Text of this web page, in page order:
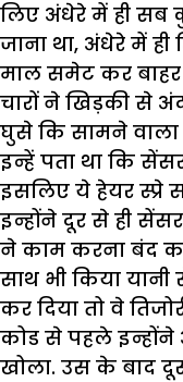
लिए अंधेरे में ही सब
जाना था, अंधेरे में ही
माल समेट कर
चारों ने खिड़की से
घुसे कि सामने वाला
इन्हें पता था कि
इसलिए ये हेयर
इन्होंने दूर से ही
ने काम करना बंद कर
साथ भी किया
कर दिया तो वे
कोड से पहले इन्होंने
खोला. उस के बाद